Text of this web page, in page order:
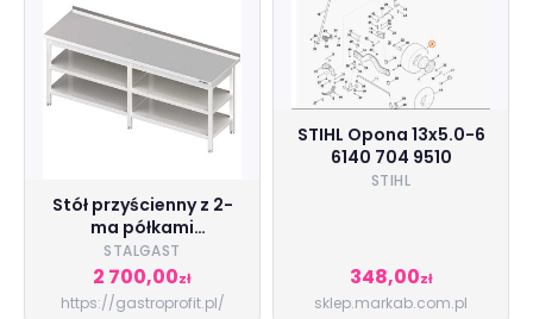
Stół przyścienny z 2-
ma półkami
2100x700x850 mm
spawany Stalgast
980077210
STALGAST
2 700,00zł
https://gastroprofit.pl/
STIHL Opona 13x5.0-6
6140 704 9510
STIHL
348,00zł
sklep.markab.com.pl